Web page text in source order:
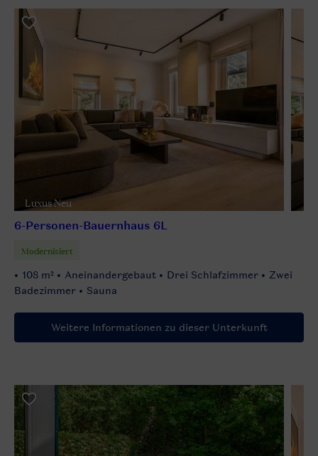
Luxus Neu
6-Personen-Bauernhaus 6L
Modernisiert
108 m²
Aneinandergebaut Drei Schlafzimmer
Zwei
Badezimmer
Sauna
Weitere Informationen zu dieser Unterkunft